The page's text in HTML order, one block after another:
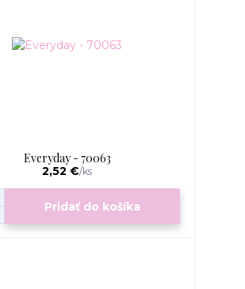
Everyday - 70063
2,52 €/ks
Pridať do košíka